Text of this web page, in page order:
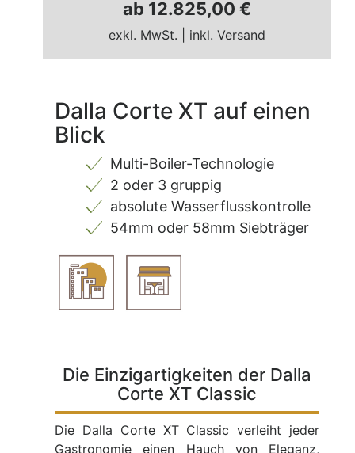
ab 12.825,00 €
exkl. MwSt. | inkl. Versand
Dalla Corte XT auf einen
Blick
Multi-Boiler-Technologie
2 oder 3 gruppig
absolute Wasserflusskontrolle
54mm oder 58mm Siebträger
Die Einzigartigkeiten der Dalla
Corte XT Classic
Die Dalla Corte XT Classic verleiht jeder
Gastronomie einen Hauch von Eleganz,